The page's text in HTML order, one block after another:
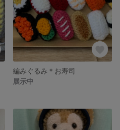
編みぐるみ＊お寿司
展示中